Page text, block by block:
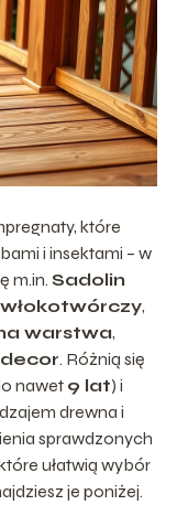
które
i insektami – w
m.in. Sadolin
,
warstwa,
. Różnią się
nawet 9 lat) i
drewna i
sprawdzonych
ułatwią wybór
je poniżej.